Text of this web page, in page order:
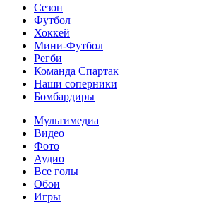
Сезон
Футбол
Хоккей
Мини-Футбол
Регби
Команда Спартак
Наши соперники
Бомбардиры
Мультимедиа
Видео
Фото
Аудио
Все голы
Обои
Игры